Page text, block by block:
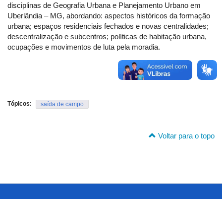
disciplinas de Geografia Urbana e Planejamento Urbano em
Uberlândia – MG, abordando: aspectos históricos da formação
urbana; espaços residenciais fechados e novas centralidades;
descentralização e subcentros; políticas de habitação urbana,
ocupações e movimentos de luta pela moradia.
Tópicos: saída de campo
Voltar para o topo